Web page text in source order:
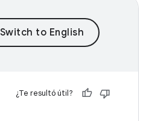
¿Te resultó útil?